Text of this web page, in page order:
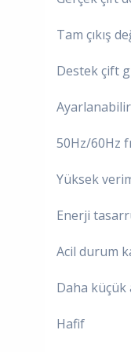
Tam çıkış
Destek çift
50Hz/60Hz
Yüksek
Enerji
Acil durum
Daha küçük
Hafif